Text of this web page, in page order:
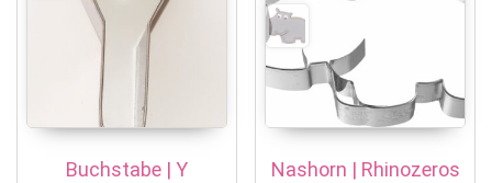
Buchstabe | Y
Nashorn | Rhinozeros